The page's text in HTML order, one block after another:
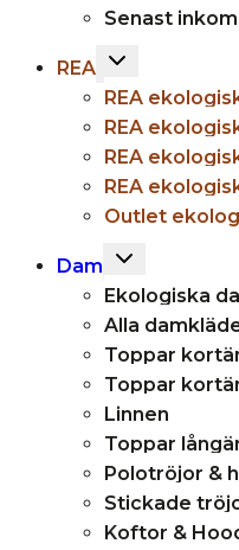
Senast
REA Toggle
menu
REA
REA
REA
REA
Outlet
Dam
Toggle
menu
Ekologiska
Alla
Toppar
Toppar
Linnen
Toppar
Polotröjor &
Stickade
Koftor &